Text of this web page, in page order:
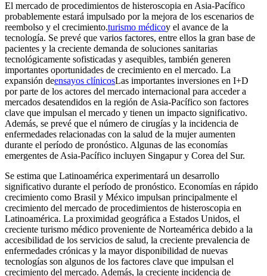
El mercado de procedimientos de histeroscopia en Asia-Pacífico
probablemente estará impulsado por la mejora de los escenarios de
reembolso y el crecimiento.turismo médicoy el avance de la
tecnología. Se prevé que varios factores, entre ellos la gran base de
pacientes y la creciente demanda de soluciones sanitarias
tecnológicamente sofisticadas y asequibles, también generen
importantes oportunidades de crecimiento en el mercado. La
expansión deensayos clínicosLas importantes inversiones en I+D
por parte de los actores del mercado internacional para acceder a
mercados desatendidos en la región de Asia-Pacífico son factores
clave que impulsan el mercado y tienen un impacto significativo.
Además, se prevé que el número de cirugías y la incidencia de
enfermedades relacionadas con la salud de la mujer aumenten
durante el período de pronóstico. Algunas de las economías
emergentes de Asia-Pacífico incluyen Singapur y Corea del Sur.
Se estima que Latinoamérica experimentará un desarrollo
significativo durante el período de pronóstico. Economías en rápido
crecimiento como Brasil y México impulsan principalmente el
crecimiento del mercado de procedimientos de histeroscopia en
Latinoamérica. La proximidad geográfica a Estados Unidos, el
creciente turismo médico proveniente de Norteamérica debido a la
accesibilidad de los servicios de salud, la creciente prevalencia de
enfermedades crónicas y la mayor disponibilidad de nuevas
tecnologías son algunos de los factores clave que impulsan el
crecimiento del mercado. Además, la creciente incidencia de